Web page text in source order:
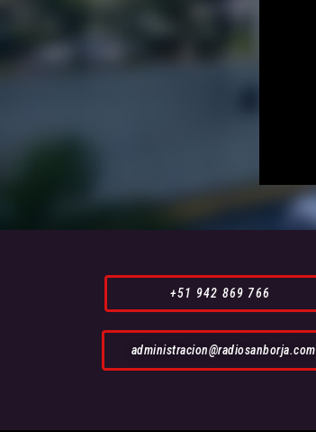
+51 942 869 766
administracion@radiosanborja.com